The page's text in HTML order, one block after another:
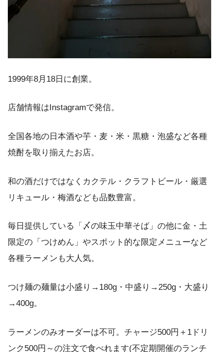
1999年8月18日に創業。
店舗情報はInstagramで発信。
全国各地の日本酒や芋・麦・米・黒糖・泡盛など各種
焼酎を取り揃えたお店。
和の酒だけではなくカクテル・クラフトビール・厳選
リキュール・梅酒なども品数豊富。
毎日提供している「〆の味玉中華そば」の他に金・土
限定の「つけめん」やスポット的な限定メニューなど
各種ラーメンも大人気。
つけ麺の麺量は小盛り→180g・中盛り→250g・大盛り
→400g。
ラーメンのみオーダーは不可。チャージ500円＋1ドリ
ンク500円～の注文で食べれます(不定期開催のランチ